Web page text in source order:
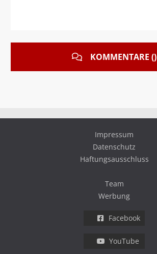
KOMMENTARE ()
Impressum
Datenschutz
Haftungsausschluss
Team
Werbung
Facebook
YouTube